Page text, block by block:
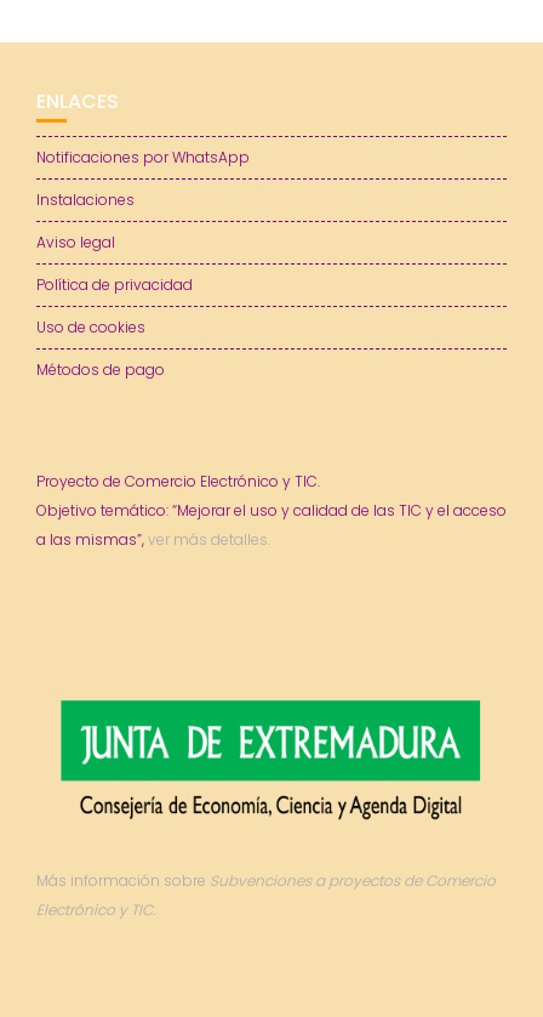
ENLACES
Notificaciones por WhatsApp
Instalaciones
Aviso legal
Política de privacidad
Uso de cookies
Métodos de pago
Proyecto de Comercio Electrónico y TIC.
Objetivo temático: “Mejorar el uso y calidad de las TIC y el acceso
a las mismas”,ver más detalles.
Más información sobre Subvenciones a proyectos de Comercio
Electrónico y TIC.